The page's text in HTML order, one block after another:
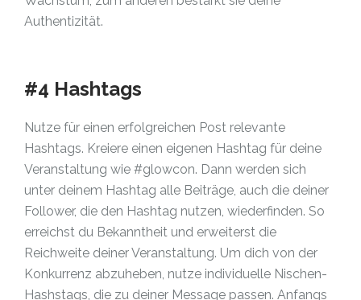
Authentizität.
#4 Hashtags
Nutze für einen erfolgreichen Post relevante
Hashtags. Kreiere einen eigenen Hashtag für deine
Veranstaltung wie #glowcon. Dann werden sich
unter deinem Hashtag alle Beiträge, auch die deiner
Follower, die den Hashtag nutzen, wiederfinden. So
erreichst du Bekanntheit und erweiterst die
Reichweite deiner Veranstaltung. Um dich von der
Konkurrenz abzuheben, nutze individuelle Nischen-
Hashstags, die zu deiner Message passen. Anfangs